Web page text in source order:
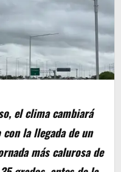
el clima cambiará
la llegada de un
más calurosa de